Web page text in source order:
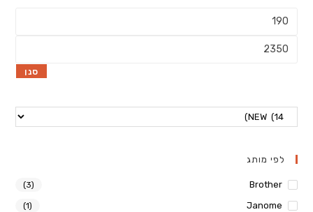
מחיר
מחיר
סנן
לפי מותג
Brother
(3)
Janome
(1)